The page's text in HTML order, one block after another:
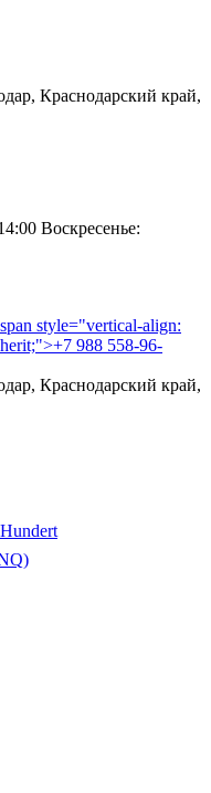
Краснодарский край,
Воскресенье:
style="vertical-align:
988 558-96-
Краснодарский край,